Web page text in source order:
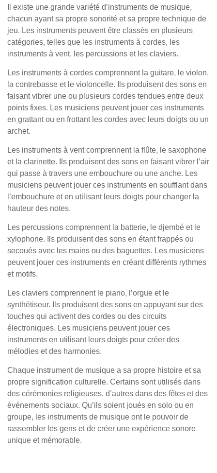
Il existe une grande variété d’instruments de musique,
chacun ayant sa propre sonorité et sa propre technique de
jeu. Les instruments peuvent être classés en plusieurs
catégories, telles que les instruments à cordes, les
instruments à vent, les percussions et les claviers.
Les instruments à cordes comprennent la guitare, le violon,
la contrebasse et le violoncelle. Ils produisent des sons en
faisant vibrer une ou plusieurs cordes tendues entre deux
points fixes. Les musiciens peuvent jouer ces instruments
en grattant ou en frottant les cordes avec leurs doigts ou un
archet.
Les instruments à vent comprennent la flûte, le saxophone
et la clarinette. Ils produisent des sons en faisant vibrer l’air
qui passe à travers une embouchure ou une anche. Les
musiciens peuvent jouer ces instruments en soufflant dans
l’embouchure et en utilisant leurs doigts pour changer la
hauteur des notes.
Les percussions comprennent la batterie, le djembé et le
xylophone. Ils produisent des sons en étant frappés ou
secoués avec les mains ou des baguettes. Les musiciens
peuvent jouer ces instruments en créant différents rythmes
et motifs.
Les claviers comprennent le piano, l’orgue et le
synthétiseur. Ils produisent des sons en appuyant sur des
touches qui activent des cordes ou des circuits
électroniques. Les musiciens peuvent jouer ces
instruments en utilisant leurs doigts pour créer des
mélodies et des harmonies.
Chaque instrument de musique a sa propre histoire et sa
propre signification culturelle. Certains sont utilisés dans
des cérémonies religieuses, d’autres dans des fêtes et des
événements sociaux. Qu’ils soient joués en solo ou en
groupe, les instruments de musique ont le pouvoir de
rassembler les gens et de créer une expérience sonore
unique et mémorable.